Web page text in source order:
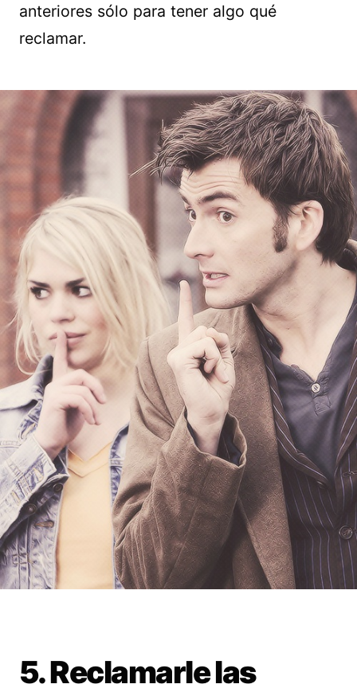
anteriores sólo para tener algo qué
reclamar.
5. Reclamarle las